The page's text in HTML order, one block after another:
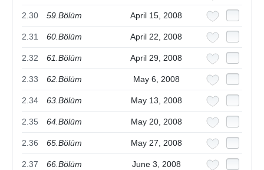
2.30 59.Bölüm April 15, 2008
2.31 60.Bölüm April 22, 2008
2.32 61.Bölüm April 29, 2008
2.33 62.Bölüm May 6, 2008
2.34 63.Bölüm May 13, 2008
2.35 64.Bölüm May 20, 2008
2.36 65.Bölüm May 27, 2008
2.37 66.Bölüm June 3, 2008